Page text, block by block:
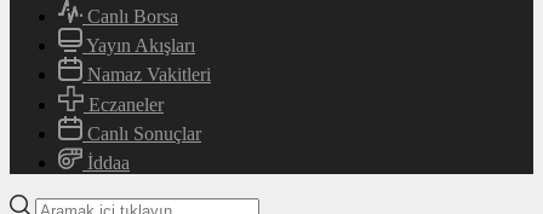
Canlı Borsa
Yayın Akışları
Namaz Vakitleri
Eczaneler
Canlı Sonuçlar
İddaa